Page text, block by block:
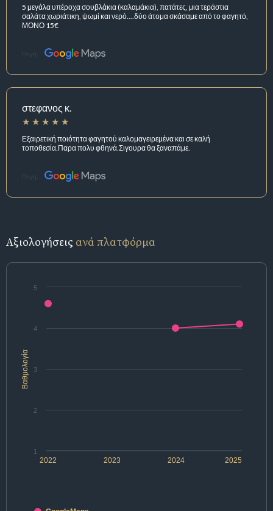
5 μεγάλα υπέροχα σουβλάκια (καλαμάκια), πατάτες, μια τεράστια
σαλάτα χωριάτικη, ψωμί και νερό....δύο άτομα σκάσαμε από το φαγητό,
ΜΟΝΟ 15€
Πηγή:
στεφανος κ.
Εξαιρετική ποιότητα φαγητού καλομαγειρεμένα και σε καλή
τοποθεσία.Παρα πολυ φθηνά.Σιγουρα θα ξαναπάμε.
Πηγή:
Αξιολογήσεις ανά πλατφόρμα
Βαθμολογία
2022 2024
2023 2025
1
2
3
4
5